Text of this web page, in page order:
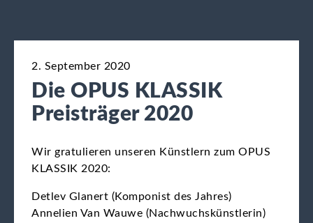
2. September 2020
Die OPUS KLASSIK
Preisträger 2020
Wir gratulieren unseren Künstlern zum OPUS
KLASSIK 2020:
Detlev Glanert (Komponist des Jahres)
Annelien Van Wauwe (Nachwuchskünstlerin)